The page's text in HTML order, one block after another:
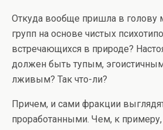
Откуда вообще пришла в голову
групп на основе чистых
встречающихся в природе?
должен быть тупым,
лживым? Так что-ли?
Причем, и сами фракции
проработанными. Чем, к